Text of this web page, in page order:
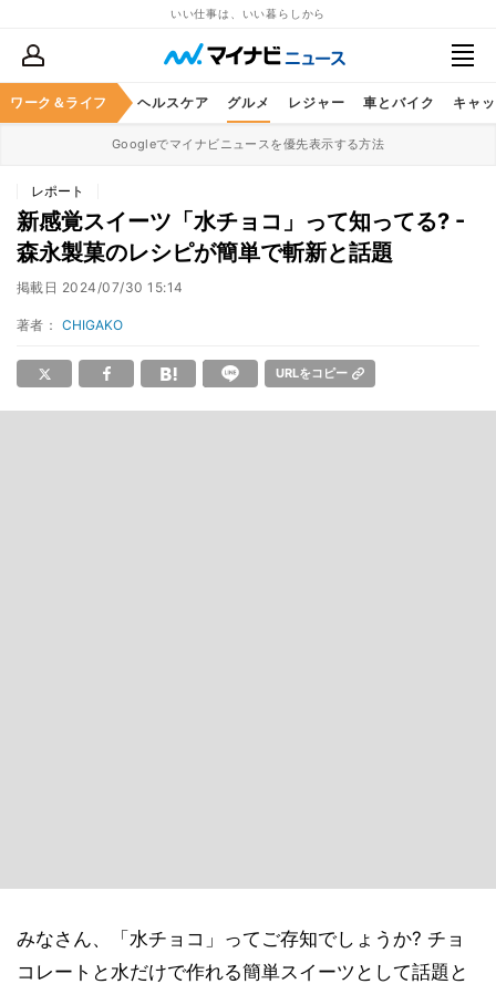
いい仕事は、いい暮らしから
ワーク＆ライフ
マネー 暮らし ヘルスケア グルメ レジャー 車とバイク キャ
Googleでマイナビニュースを優先表示する方法
レポート
新感覚スイーツ「水チョコ」って知ってる? -
森永製菓のレシピが簡単で斬新と話題
掲載日 2024/07/30 15:14
著者： CHIGAKO
URLをコピー
みなさん、「水チョコ」ってご存知でしょうか? チョ
コレートと水だけで作れる簡単スイーツとして話題と